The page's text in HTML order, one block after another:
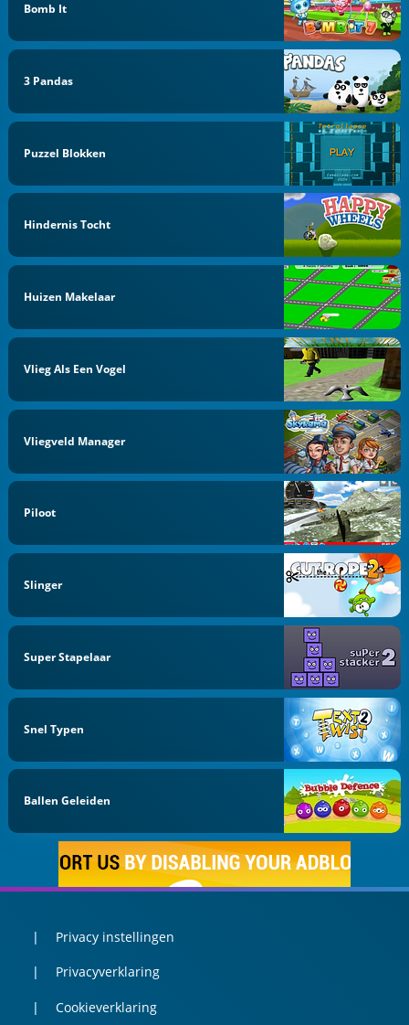
Bomb It
3 Pandas
Puzzel Blokken
Hindernis Tocht
Huizen Makelaar
Vlieg Als Een Vogel
Vliegveld Manager
Piloot
Slinger
Super Stapelaar
Snel Typen
Ballen Geleiden
Privacy instellingen
Privacyverklaring
Cookieverklaring